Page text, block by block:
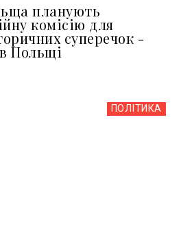
планують
комісію для
суперечок -
Польщі
ПОЛІТИКА